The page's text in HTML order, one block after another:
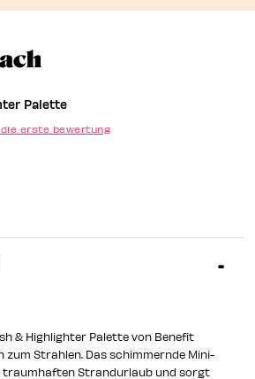
Mini Blush &
Palette
erste bewertung
& Highlighter Palette von Benefit
Strahlen. Das schimmernde Mini-
traumhaften Strandurlaub und sorgt